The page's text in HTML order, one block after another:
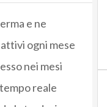
e ne
ogni mese
nei mesi
reale